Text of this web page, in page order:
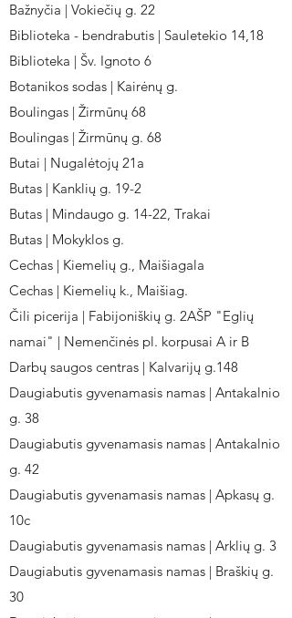
Bažnyčia | Vokiečių g. 22
Biblioteka - bendrabutis | Sauletekio 14,18
Biblioteka | Šv. Ignoto 6
Botanikos sodas | Kairėnų g.
Boulingas | Žirmūnų 68
Boulingas | Žirmūnų g. 68
Butai | Nugalėtojų 21a
Butas | Kanklių g. 19-2
Butas | Mindaugo g. 14-22, Trakai
Butas | Mokyklos g.
Cechas | Kiemelių g., Maišiagala
Cechas | Kiemelių k., Maišiag.
Čili picerija | Fabijoniškių g. 2AŠP "Eglių
namai" | Nemenčinės pl. korpusai A ir B
Darbų saugos centras | Kalvarijų g.148
Daugiabutis gyvenamasis namas | Antakalnio
g. 38
Daugiabutis gyvenamasis namas | Antakalnio
g. 42
Daugiabutis gyvenamasis namas | Apkasų g.
10c
Daugiabutis gyvenamasis namas | Arklių g. 3
Daugiabutis gyvenamasis namas | Braškių g.
30